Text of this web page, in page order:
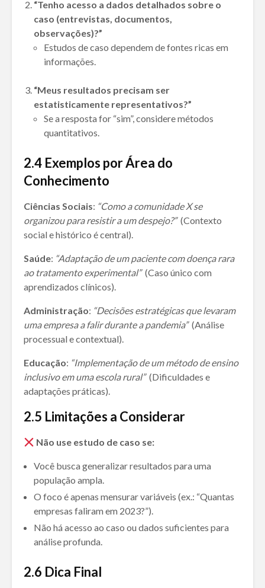
“Tenho acesso a dados detalhados sobre o
caso (entrevistas, documentos,
observações)?”
Estudos de caso dependem de fontes ricas em
informações.
“Meus resultados precisam ser
estatisticamente representativos?”
Se a resposta for “sim”, considere métodos
quantitativos.
2.4 Exemplos por Área do
Conhecimento
Ciências Sociais: “Como a comunidade X se
organizou para resistir a um despejo?”(Contexto
social e histórico é central).
Saúde: “Adaptação de um paciente com doença rara
ao tratamento experimental”(Caso único com
aprendizados clínicos).
Administração: “Decisões estratégicas que levaram
uma empresa a falir durante a pandemia”(Análise
processual e contextual).
Educação: “Implementação de um método de ensino
inclusivo em uma escola rural”(Dificuldades e
adaptações práticas).
2.5 Limitações a Considerar
Não use estudo de caso se:
Você busca generalizar resultados para uma
população ampla.
O foco é apenas mensurar variáveis (ex.: “Quantas
empresas faliram em 2023?”).
Não há acesso ao caso ou dados suficientes para
análise profunda.
2.6 Dica Final